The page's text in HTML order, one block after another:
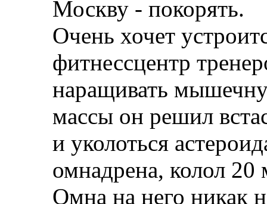
Москву - покорять.
Очень хочет
фитнессцентр
наращивать
массы он решил
и уколоться
омнадрена, колол 20
Омна на него никак